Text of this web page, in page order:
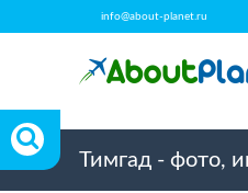
info@about-planet.ru
Тимгад - фото,